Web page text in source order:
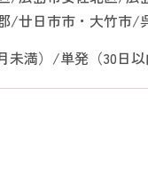
/廿日市市・大竹市/
未満）/単発（30日以